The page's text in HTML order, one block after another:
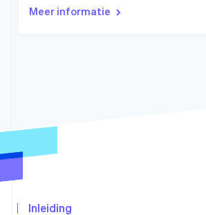
Radar
Online identiteitsverificatie
dienstverlening
Meer informatie
Inleiding